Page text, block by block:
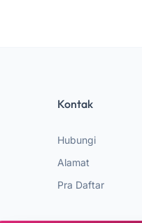
Kontak
Hubungi
Alamat
Pra Daftar